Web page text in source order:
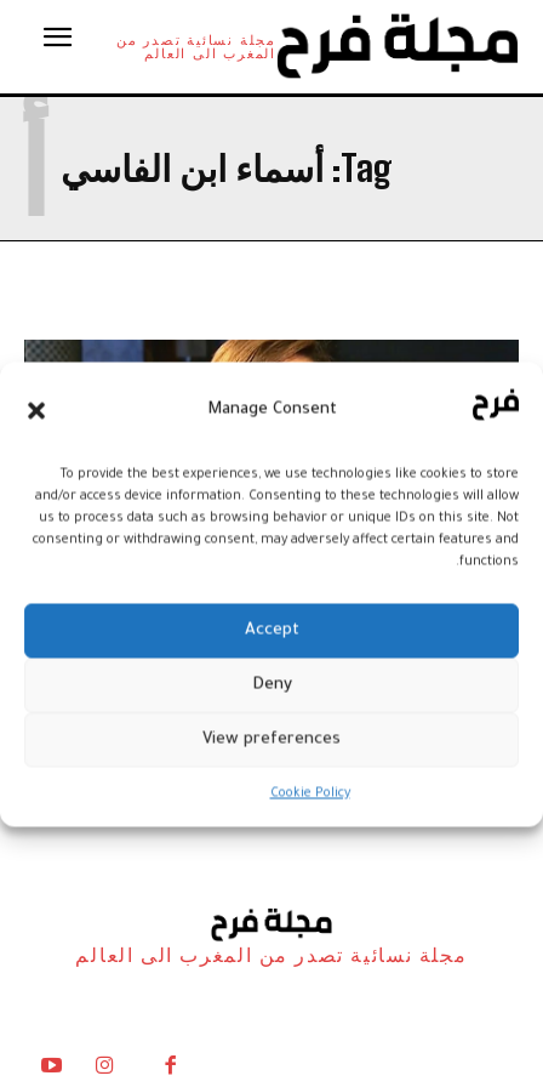
Manage Consent
To provide the best experiences, we use technologies like cookies to store
and/or access device information. Consenting to these technologies will allow
us to process data such as browsing behavior or unique IDs on this site. Not
consenting or withdrawing consent, may adversely affect certain features and
functions.
Accept
Deny
View preferences
Cookie Policy
مجلة نسائية تصدر من
المغرب الى العالم
Tag: أسماء ابن الفاسي أ
الإعلامية أسماء بن الفاسي تحلل
مجلة نسائية تصدر من المغرب الى العالم